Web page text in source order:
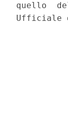
quello